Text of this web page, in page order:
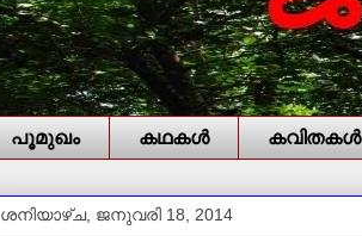
പൂമുഖം കഥകള്‍ കവിതകള്‍
ശനിയാഴ്‌ച, ജനുവരി 18, 2014